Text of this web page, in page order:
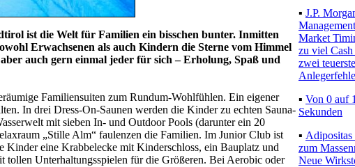
ist die Welt für Familien ein bisschen bunter. Inmitten
Erwachsenen als auch Kindern die Sterne vom Himmel
auch gern einmal jeder für sich – Erholung, Spaß und
Familiensuiten zum Rundum-Wohlfühlen. Ein eigener
In drei Dress-On-Saunen werden die Kinder zu echten Sauna-
mit sieben In- und Outdoor Pools (darunter ein 20
„Stille Alm“ faulenzen die Familien. Im Junior Club ist
Kinder eine Krabbelecke mit Kinderschloss, ein Bauplatz und
tollen Unterhaltungsspielen für die Größeren. Bei Aerobic oder
▪ J.P.
Market
zu viel
zwei
▪ Von 0 auf
Sekunden
▪
zum
Neue